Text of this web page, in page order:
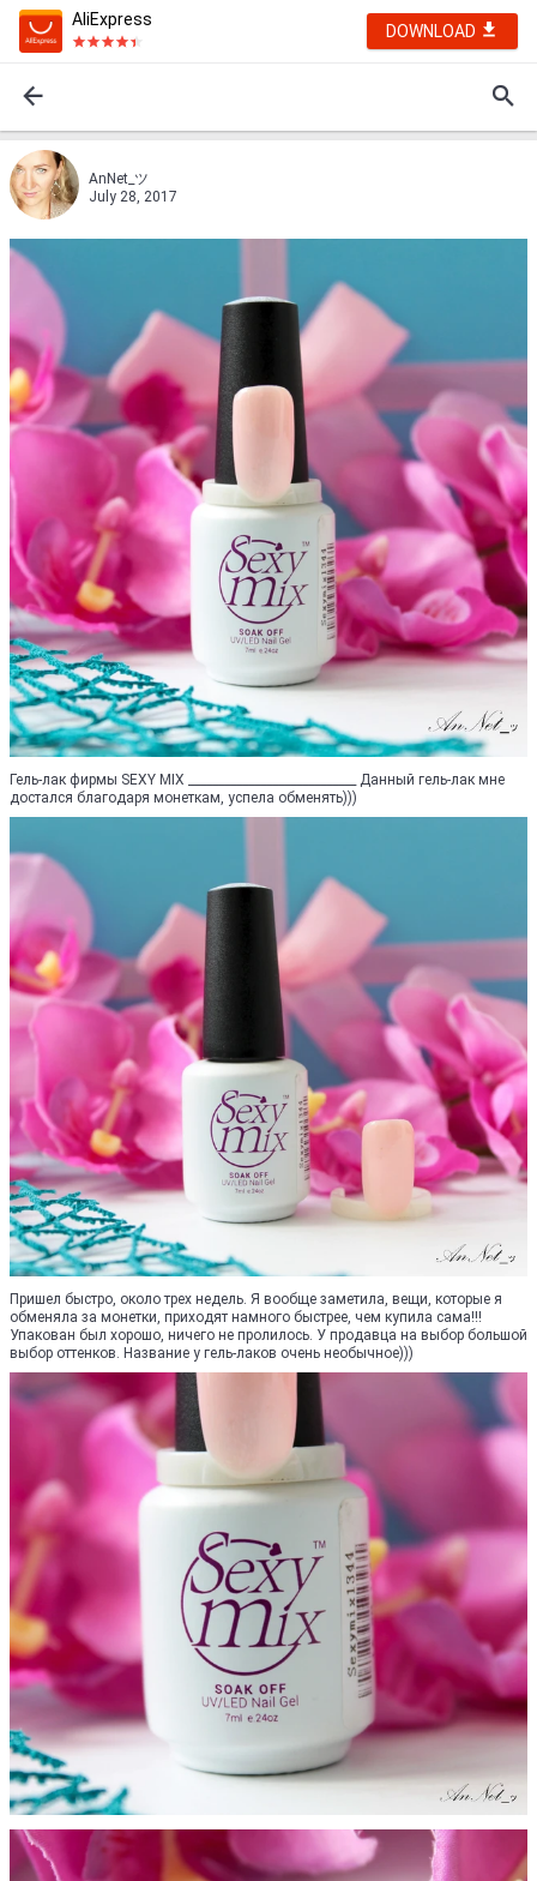
AliExpress
DOWNLOAD
AnNet_ツ
July 28, 2017
Гель-лак фирмы SEXY MIX ____________________________ Данный гель-лак мне
достался благодаря монеткам, успела обменять)))
Пришел быстро, около трех недель. Я вообще заметила, вещи, которые я
обменяла за монетки, приходят намного быстрее, чем купила сама!!!
Упакован был хорошо, ничего не пролилось. У продавца на выбор большой
выбор оттенков. Название у гель-лаков очень необычное)))